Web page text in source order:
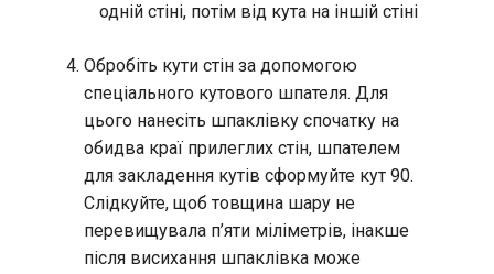
одній стіні, потім від кута на іншій стіні
Обробіть кути стін за допомогою
спеціального кутового шпателя. Для
цього нанесіть шпаклівку спочатку на
обидва краї прилеглих стін, шпателем
для закладення кутів сформуйте кут 90.
Слідкуйте, щоб товщина шару не
перевищувала п’яти міліметрів, інакше
після висихання шпаклівка може